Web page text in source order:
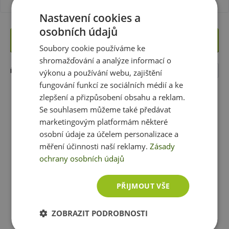
k tradičním cereáliím
cukru. Kromě klasických ovesných vloček
možnost vybírat z rýžových, pohankových, žitných,
špaldových, jáhlových vloček, ale i různých mixů.
Vločky považovány za vynikající zdroj komplexních
sacharidů, vlákniny a obsahují bohatou škálu vitaminů a
minerálních látek.
Vločky se dají skvěle zakomponovat do jídla? Získejte
nové nápady na každodenní stravování a pusťte se do
cesty ke zdravějšímu životnímu stylu s našimi fitness
recepty. Podívejte se na náš blog do oddělení
Müsli je směs vloček, semínek,ořechů, sušeného
ovoce ale i kousků čokolády.
zobrazit další produkty
Upřesnit filtry
ŘADIT DLE: Nejprodávanější
GreenFood Proteinová
GreenFood Vegan
Nastavení cookies a
osobních údajů
Soubory cookie používáme ke
shromažďování a analýze informací o
výkonu a používání webu, zajištění
fungování funkcí ze sociálních médií a ke
zlepšení a přizpůsobení obsahu a reklam.
Se souhlasem můžeme také předávat
marketingovým platformám některé
osobní údaje za účelem personalizace a
měření účinnosti naší reklamy.Zásady
ochrany osobních údajů
PŘIJMOUT VŠE
ZOBRAZIT PODROBNOSTI